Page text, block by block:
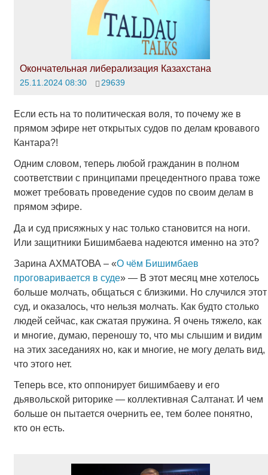
Окончательная либерализация Казахстана
25.11.2024 08:30 29639
Если есть на то политическая воля, то почему же в
прямом эфире нет открытых судов по делам кровавого
Кантара?!
Одним словом, теперь любой гражданин в полном
соответствии с принципами прецедентного права тоже
может требовать проведение судов по своим делам в
прямом эфире.
Да и суд присяжных у нас только становится на ноги.
Или защитники Бишимбаева надеются именно на это?
Зарина АХМАТОВА – «О чём Бишимбаев
проговаривается в суде» — В этот месяц мне хотелось
больше молчать, общаться с близкими. Но случился этот
суд, и оказалось, что нельзя молчать. Как будто столько
людей сейчас, как сжатая пружина. Я очень тяжело, как
и многие, думаю, переношу то, что мы слышим и видим
на этих заседаниях но, как и многие, не могу делать вид,
что этого нет.
Теперь все, кто оппонирует бишимбаеву и его
дьявольской риторике — коллективная Салтанат. И чем
больше он пытается очернить ее, тем более понятно,
кто он есть.